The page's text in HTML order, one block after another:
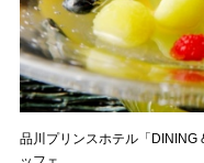
品川プリンスホテル「DINING